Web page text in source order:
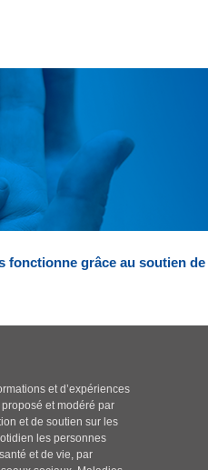
fonctionne grâce au soutien
et d’expériences
et modéré par
et de soutien sur les
les personnes
et de vie, par